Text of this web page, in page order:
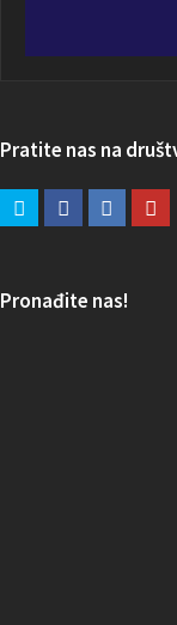
Pratite nas na
Pronađite nas!